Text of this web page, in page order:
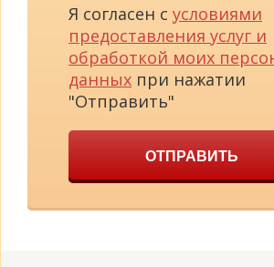
Я согласен с условиями
предоставления услуг и
обработкой моих
данных при нажатии
"Отправить"
ОТПРАВИТЬ